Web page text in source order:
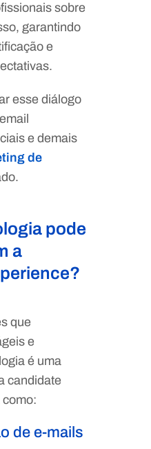
sobre
garantindo
e
esse diálogo
e demais
de
pode
a
que
e
é uma
candidate
de e-mails